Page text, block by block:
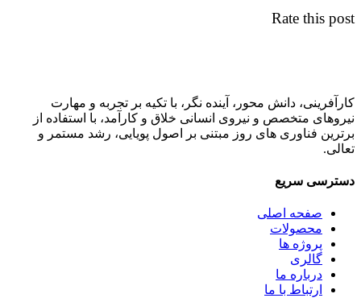
Rate this post
کارآفرینی، دانش محور، آینده نگر، با تکیه بر تجربه و مهارت
نیروهای متخصص و نیروی انسانی خلاق و کارآمد، با استفاده از
برترین فناوری های روز مبتنی بر اصول پویایی، رشد مستمر و
تعالی.
دسترسی سریع
صفحه اصلی
محصولات
پروژه ها
گالری
درباره ما
ارتباط با ما